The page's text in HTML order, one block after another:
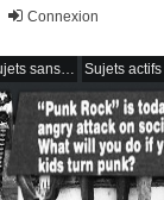
Connexion
Sujets sans réponse Sujets actifs